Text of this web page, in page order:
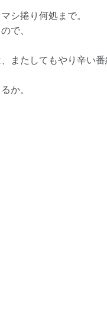
捲り何処まで。
で、
またしてもやり辛い番
か。